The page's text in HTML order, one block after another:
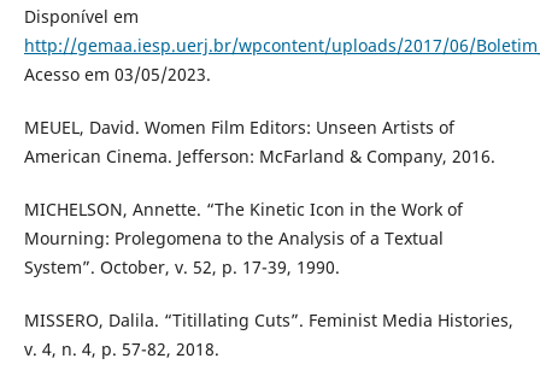
Disponível em
http://gemaa.iesp.uerj.br/wpcontent/uploads/2017/06/
Acesso em 03/05/2023.
MEUEL, David. Women Film Editors: Unseen Artists of
American Cinema. Jefferson: McFarland & Company, 2016.
MICHELSON, Annette. “The Kinetic Icon in the Work of
Mourning: Prolegomena to the Analysis of a Textual
System”. October, v. 52, p. 17-39, 1990.
MISSERO, Dalila. “Titillating Cuts”. Feminist Media Histories,
v. 4, n. 4, p. 57-82, 2018.